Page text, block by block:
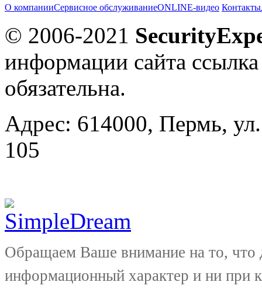
О компанииСервисное обслуживаниеONLINE-видео Контакты
© 2006-2021
информации сайта
обязательна.
Адрес: 614000, Пермь,
105
Обращаем Ваше внимание на то, что
информационный характер и ни при